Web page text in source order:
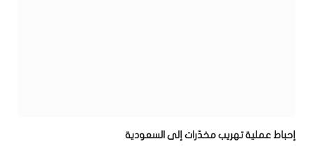
إحباط عملية تهريب مخدّرات إلى السعودية